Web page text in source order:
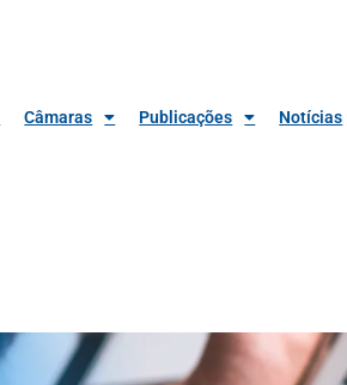
Câmaras Publicações Notícias